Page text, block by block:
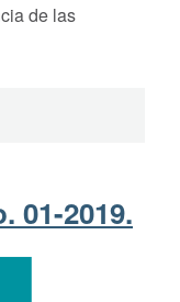
de las
01-2019.